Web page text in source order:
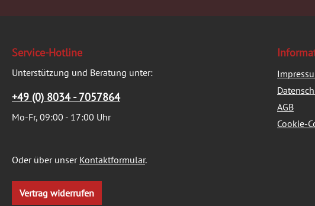
Service-Hotline
Unterstützung und Beratung unter:
+49 (0) 8034 - 7057864
Mo-Fr, 09:00 - 17:00 Uhr
Oder über unser Kontaktformular.
Vertrag widerrufen
AGB
Cookie-